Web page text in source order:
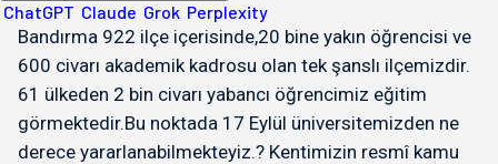
ChatGPT Claude Grok Perplexity
Bandırma 922 ilçe içerisinde,20 bine yakın öğrencisi ve
600 civarı akademik kadrosu olan tek şanslı ilçemizdir.
61 ülkeden 2 bin civarı yabancı öğrencimiz eğitim
görmektedir.Bu noktada 17 Eylül üniversitemizden ne
derece yararlanabilmekteyiz.? Kentimizin resmî kamu